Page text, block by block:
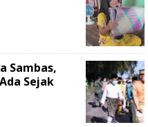
Sambas,
Sejak